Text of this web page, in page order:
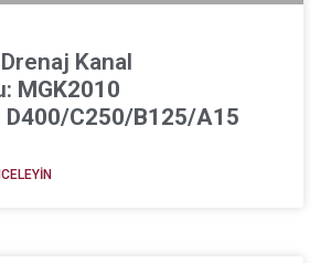
Kanal
MGK2010
D400/C250/B125/A15